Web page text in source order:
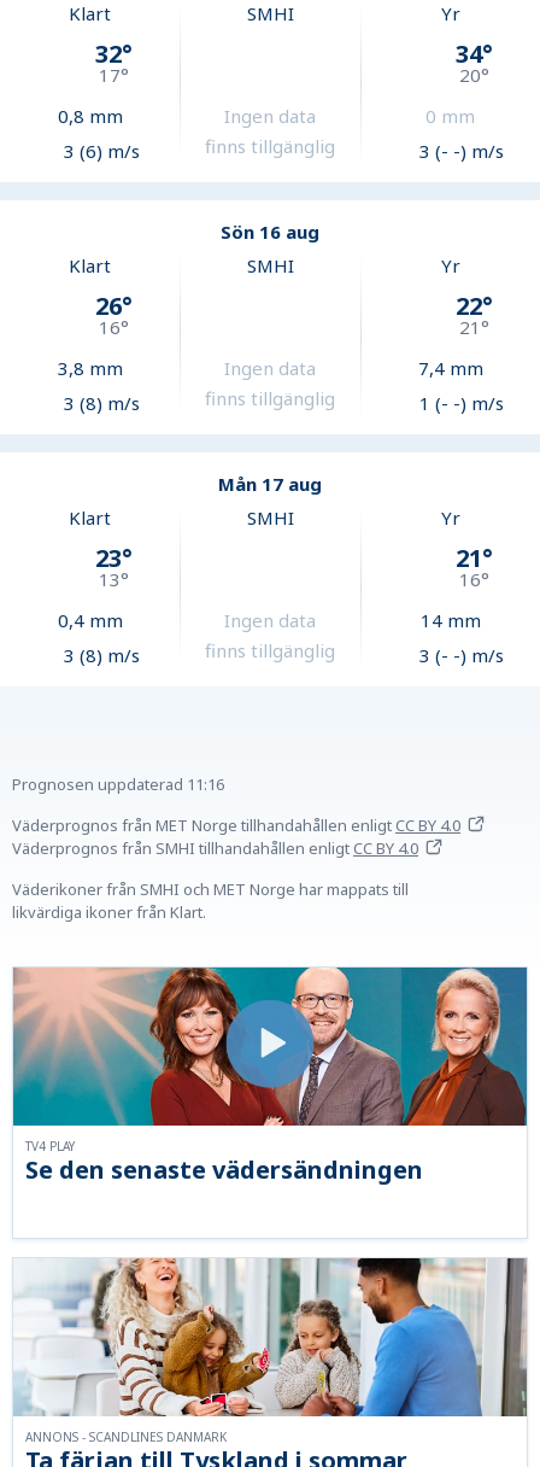
Klart
32°
17°
0,8 mm
3 (6) m/s
SMHI
Ingen data
finns tillgänglig
Yr
34°
20°
0 mm
3 (- -) m/s
Sön 16 aug
Klart
26°
16°
3,8 mm
3 (8) m/s
SMHI
Ingen data
finns tillgänglig
Yr
22°
21°
7,4mm
1 (- -) m/s
Mån 17 aug
Klart
23°
13°
0,4mm
3 (8) m/s
SMHI
Ingen data
finns tillgänglig
Yr
21°
16°
14mm
3 (- -) m/s
Prognosen uppdaterad 11:16
Väderprognos från MET Norge tillhandahållen enligtCC BY 4.0
Väderprognos från SMHI tillhandahållen enligtCC BY 4.0
Väderikoner från SMHI och MET Norge har mappats till
likvärdiga ikoner från Klart.
Se den senaste vädersändningen
TV4 PLAY
ANNONS - SCANDLINES DANMARK